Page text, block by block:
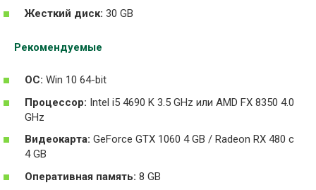
Жесткий диск: 30 GB
Рекомендуемые
ОС: Win 10 64-bit
Процессор: Intel i5 4690 K 3.5 GHz или AMD FX 8350 4.0
GHz
Видеокарта: GeForce GTX 1060 4 GB / Radeon RX 480 c
4 GB
Оперативная память: 8 GB